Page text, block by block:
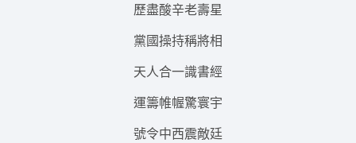
歷盡酸辛老壽星
黨國操持稱將相
天人合一識書經
運籌帷幄驚寰宇
號令中西震敵廷